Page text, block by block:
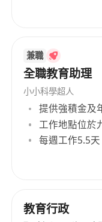
兼職
全職教育助理
小小科學超人
提供強積金及
工作地點位於
每週工作5.5天
教育行政